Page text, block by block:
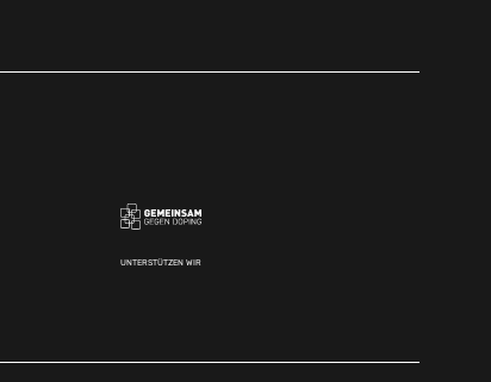
UNTERSTÜTZEN WIR